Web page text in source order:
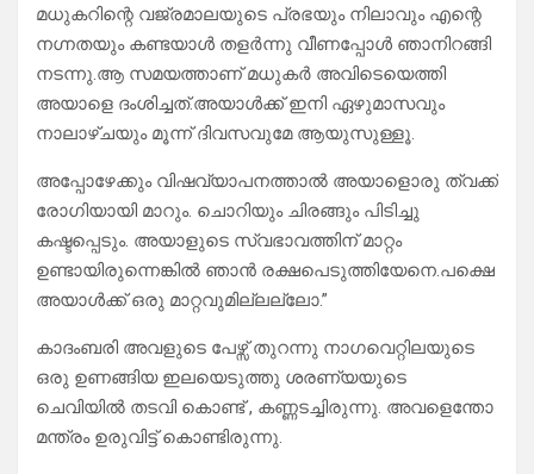
മധുകറിന്റെ വജ്രമാലയുടെ പ്രഭയും നിലാവും എന്റെ
നഗ്നതയും കണ്ടയാൾ തളർന്നു വീണപ്പോൾ ഞാനിറങ്ങി
നടന്നു.ആ സമയത്താണ് മധുകർ അവിടെയെത്തി
അയാളെ ദംശിച്ചത്.അയാൾക്ക്‌ ഇനി ഏഴുമാസവും
നാലാഴ്ചയും മൂന്ന് ദിവസവുമേ ആയുസുള്ളൂ.
അപ്പോഴേക്കും വിഷവ്യാപനത്താൽ അയാളൊരു ത്വക്ക്
രോഗിയായി മാറും. ചൊറിയും ചിരങ്ങും പിടിച്ചു
കഷ്ടപ്പെടും. അയാളുടെ സ്വഭാവത്തിന് മാറ്റം
ഉണ്ടായിരുന്നെങ്കിൽ ഞാൻ രക്ഷപെടുത്തിയേനെ.പക്ഷെ
അയാൾക്ക്‌ ഒരു മാറ്റവുമില്ലല്ലോ.”
കാദംബരി അവളുടെ പേഴ്സ് തുറന്നു നാഗവെറ്റിലയുടെ
ഒരു ഉണങ്ങിയ ഇലയെടുത്തു ശരണ്യയുടെ
ചെവിയിൽ തടവി കൊണ്ട് , കണ്ണടച്ചിരുന്നു. അവളെന്തോ
മന്ത്രം ഉരുവിട്ട് കൊണ്ടിരുന്നു.